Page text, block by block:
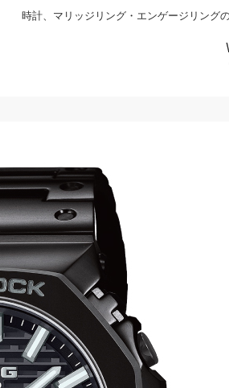
時計、マリッジリング・エンゲージリング